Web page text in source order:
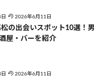
2026年6月11日
松の出会いスポット10選！男
屋・バーを紹介
2026年6月11日